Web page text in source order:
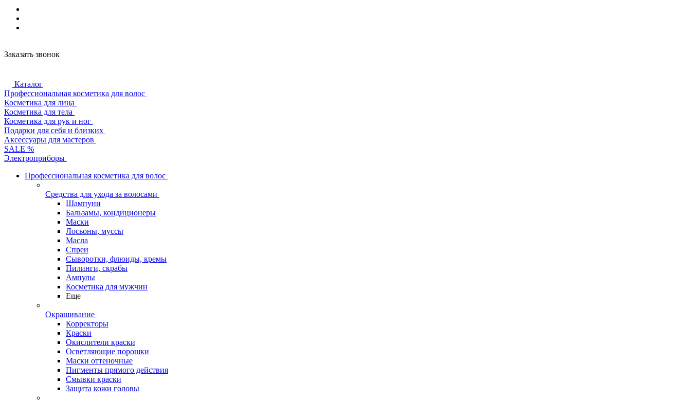
Заказать звонок
Каталог
Профессиональная косметика для волос
Косметика для лица
Косметика для тела
Косметика для рук и ног
Подарки для себя и близких
Аксессуары для мастеров
SALE %
Электроприборы
Профессиональная косметика для волос
Средства для ухода за волосами
Шампуни
Бальзамы, кондиционеры
Маски
Лосьоны, муссы
Масла
Спреи
Сыворотки, флюиды, кремы
Пилинги, скрабы
Ампулы
Косметика для мужчин
Еще
Окрашивание
Корректоры
Краски
Окислители краски
Осветляющие порошки
Маски оттеночные
Пигменты прямого действия
Смывки краски
Защита кожи головы